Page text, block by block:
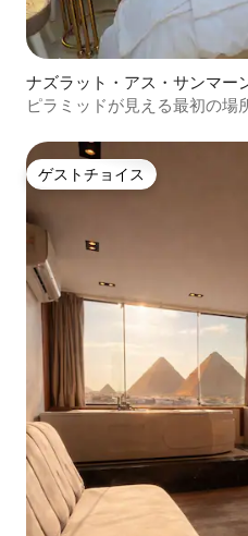
ナズラット・アス・サンマー
アパート
ピラミッドが見える最初の場
ゲストチョイス
ゲストチョイス